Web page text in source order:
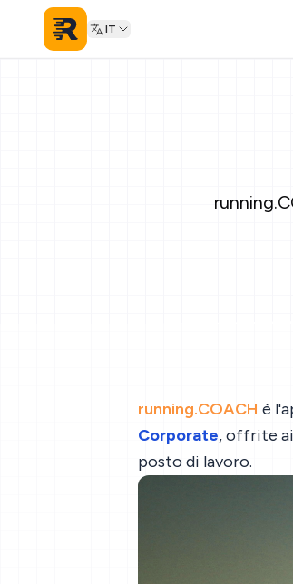
IT
running.COACH è
Corporate, offrite ai
posto di lavoro.